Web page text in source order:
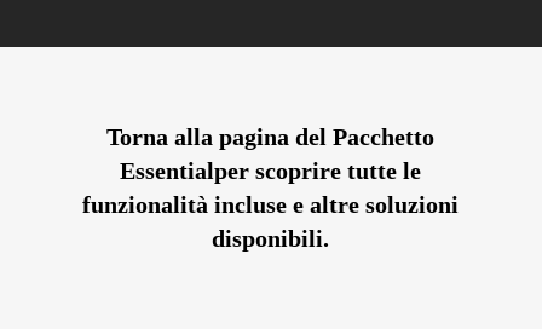
Torna alla pagina del Pacchetto
Essentialper scoprire tutte le
funzionalità incluse e altre soluzioni
disponibili.